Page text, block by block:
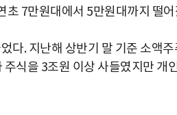
초 7만원대에서 5만원대까지 떨
다. 지난해 상반기 말 기준 소액주
식을 3조원 이상 사들였지만 개